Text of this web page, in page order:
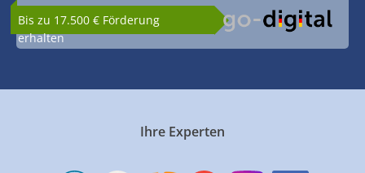
Bis zu 17.500 € Förderung
erhalten
Ihre Experten